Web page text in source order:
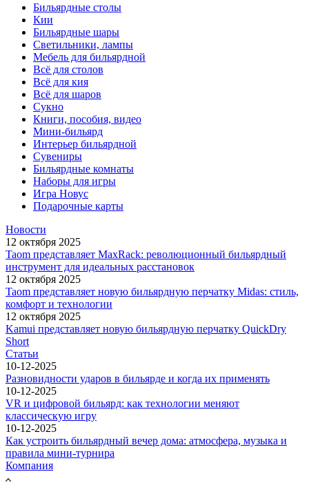
Бильярдные столы
Кии
Бильярдные шары
Светильники, лампы
Мебель для бильярдной
Всё для столов
Всё для кия
Всё для шаров
Сукно
Книги, пособия, видео
Мини-бильярд
Интерьер бильярдной
Сувениры
Бильярдные комнаты
Наборы для игры
Игра Новус
Подарочные карты
Новости
12 октября 2025
Taom представляет MaxRack: революционный бильярдный
инструмент для идеальных расстановок
12 октября 2025
Taom представляет новую бильярдную перчатку Midas: стиль,
комфорт и технологии
12 октября 2025
Kamui представляет новую бильярдную перчатку QuickDry
Short
Статьи
10-12-2025
Разновидности ударов в бильярде и когда их применять
10-12-2025
VR и цифровой бильярд: как технологии меняют
классическую игру
10-12-2025
Как устроить бильярдный вечер дома: атмосфера, музыка и
правила мини-турнира
Компания